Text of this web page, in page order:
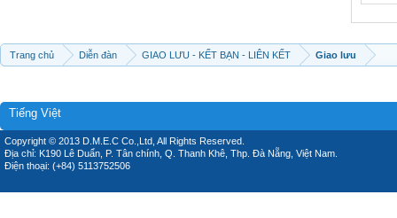
Trang chủ Diễn đàn GIAO LƯU - KẾT BẠN - LIÊN KẾT Giao lưu
Tiếng Việt
Copyright © 2013 D.M.E.C Co.,Ltd, All Rights Reserved.
Địa chỉ: K190 Lê Duẩn, P. Tân chính, Q. Thanh Khê, Thp. Đà Nẵng, Việt Nam.
Điện thoại: (+84) 5113752506